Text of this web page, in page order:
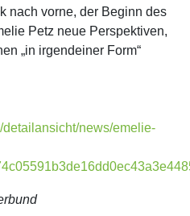
nach vorne, der Beginn des
Petz neue Perspektiven,
„in irgendeiner Form“
news/emelie-